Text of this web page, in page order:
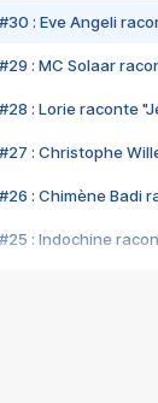
#30 : Eve Angeli
#29 : MC Solaar
#28 : Lorie raconte
#27 : Christophe
#26 : Chimène Badi
#25 : Indochine